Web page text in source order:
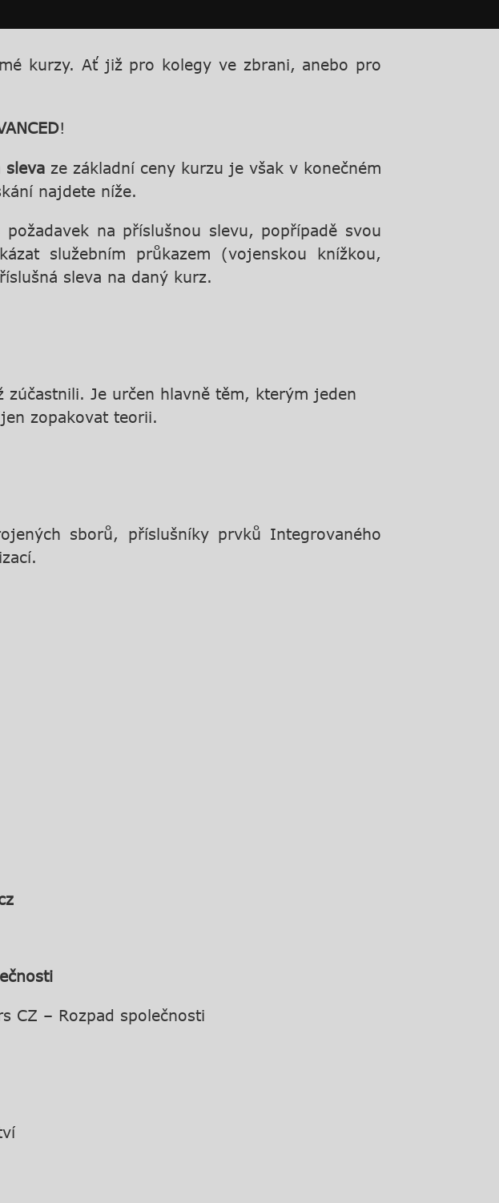
kurzy. Ať již pro kolegy ve zbrani, anebo pro
!
slevaze základní ceny kurzu je však v konečném
najdete níže.
na příslušnou slevu, popřípadě svou
služebním průkazem (vojenskou knížkou,
sleva na daný kurz.
Je určen hlavně těm, kterým jeden
zopakovat teorii.
sborů, příslušníky prvků Integrovaného
CZ – Rozpad společnosti